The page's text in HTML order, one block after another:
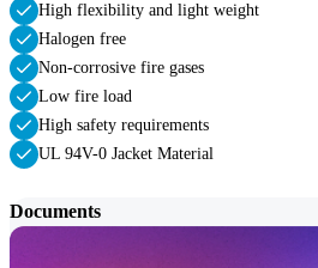
High flexibility and light weight
Halogen free
Non-corrosive fire gases
Low fire load
High safety requirements
UL 94V-0 Jacket Material
Documents